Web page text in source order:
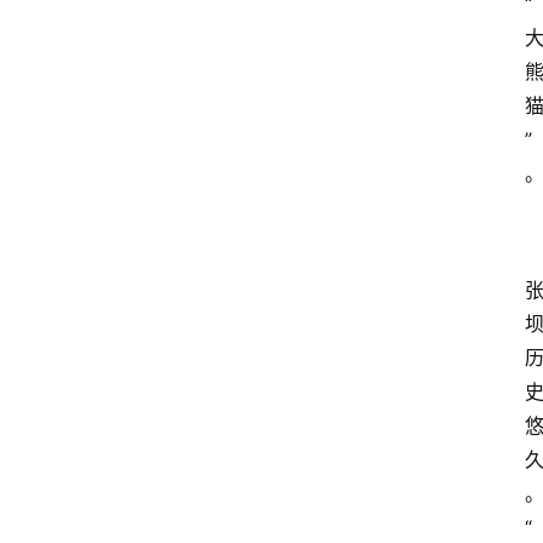
大
熊
猫
”
。
张
坝
历
史
悠
久
。
“